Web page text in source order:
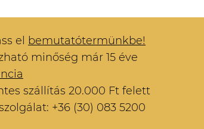
el bemutatótermünkbe!
minőség már 15 éve
szállítás 20.000 Ft felett
+36 (30) 083 5200